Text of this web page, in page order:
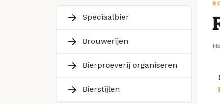
Speciaalbier
Brouwerijen
Bierproeverij organiseren
Bierstijlen